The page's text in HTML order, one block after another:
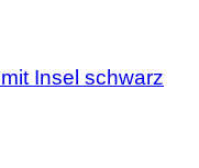
Insel schwarz